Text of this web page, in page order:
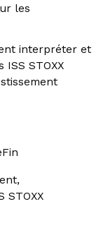
les
interpréter et
STOXX
STOXX